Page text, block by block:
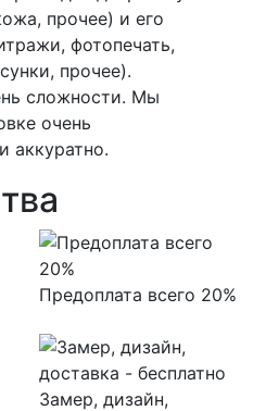
прочее) и его
фотопечать,
прочее).
сложности. Мы
очень
аккуратно.
Предоплата всего 20%
Замер, дизайн,